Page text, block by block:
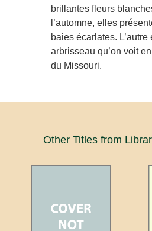
brillantes fleurs
l’automne, elles
baies écarlates.
arbrisseau qu’on voit
du Missouri.
Other Titles from